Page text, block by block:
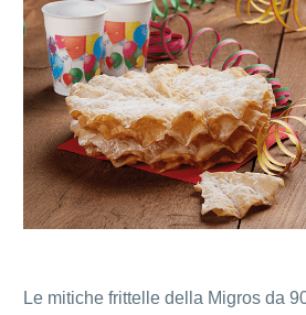
Le mitiche frittelle della Migros da